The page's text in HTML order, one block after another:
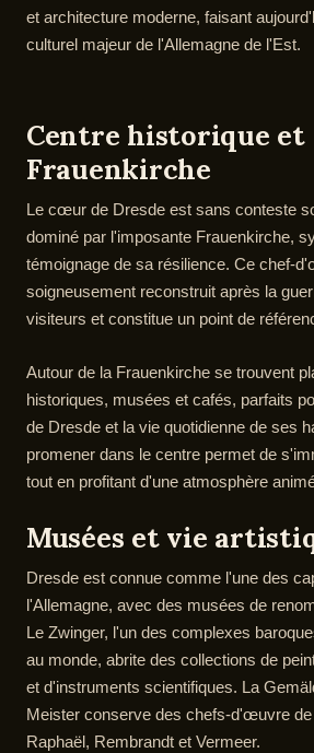
et architecture moderne, faisant
culturel majeur de l'Allemagne de l'Est.
Centre historique et
Frauenkirche
Le cœur de Dresde est sans conteste
dominé par l'imposante Frauenkirche,
témoignage de sa résilience. Ce chef-
soigneusement reconstruit après la
visiteurs et constitue un point de
Autour de la Frauenkirche se trouvent
historiques, musées et cafés, parfaits
de Dresde et la vie quotidienne de ses
promener dans le centre permet de
tout en profitant d'une atmosphère
Musées et vie
Dresde est connue comme l'une des
l'Allemagne, avec des musées de
Le Zwinger, l'un des complexes
au monde, abrite des collections de
et d'instruments scientifiques. La
Meister conserve des chefs-d'œuvre
Raphaël, Rembrandt et Vermeer.